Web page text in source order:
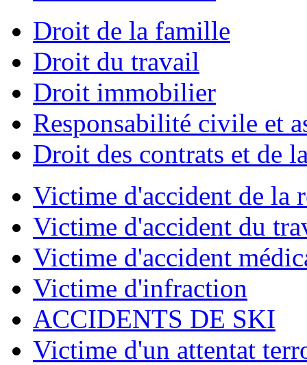
Droit de la famille
Droit du travail
Droit immobilier
Responsabilité civile et
Droit des contrats et de
Victime d'accident de la
Victime d'accident du
Victime d'accident
Victime d'infraction
ACCIDENTS DE SKI
Victime d'un attentat